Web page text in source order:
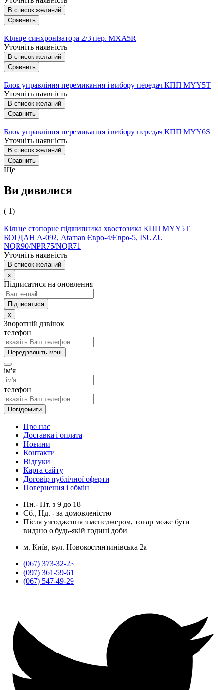
В список желаний
Сравнить
Кільце синхронізатора 2/3 пер. MXA5R
Уточніть наявність
В список желаний
Сравнить
Блок управління перемикання і вибору передач КПП MYY5T
Уточніть наявність
В список желаний
Сравнить
Блок управління перемикання і вибору передач КПП MYY6S
Уточніть наявність
В список желаний
Сравнить
Ще
Ви дивилися
( 1)
Кільце стопорне підшипника хвостовика КПП MYY5T
БОГДАН А-092, Ataman Євро-4/Євро-5, ISUZU
NQR90/NPR75/NQR71
Уточніть наявність
В список желаний
x
Підписатися на оновлення
x
Зворотній дзвінок
телефон
Передзвоніть мені
ім'я
телефон
Повідомити
Про нас
Доставка і оплата
Новини
Контакти
Відгуки
Карта сайту
Договір публічної оферти
Повернення і обмін
Пн.- Пт. з 9 до 18
Сб., Нд. - за домовленістю
Після узгодження з менеджером, товар може бути
видано о будь-якій годині доби
м. Київ, вул. Новокостянтинівська 2а
(067) 373-32-23
(097) 361-59-61
(067) 547-49-29